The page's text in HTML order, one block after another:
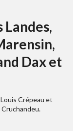
Dax et
Crépeau et